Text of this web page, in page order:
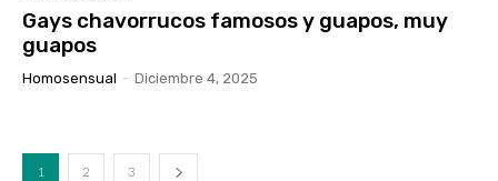
Gays chavorrucos famosos y guapos, muy
guapos
Homosensual - Diciembre 4, 2025
1 2 3